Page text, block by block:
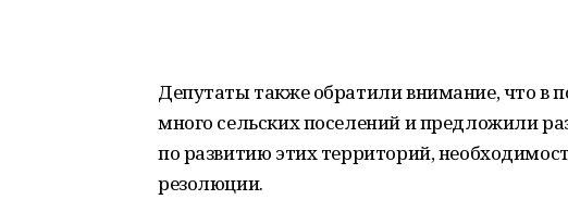
Депутаты также обратили внимание, что в
много сельских поселений и предложили
по развитию этих территорий,
резолюции.